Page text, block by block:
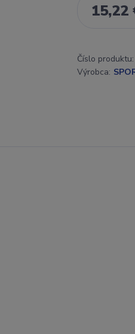
15,22
Číslo produktu:
Výrobca: